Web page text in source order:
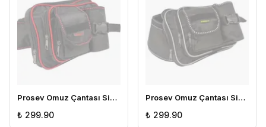
Prosev Omuz Çantası Siyah Kırmızı
₺ 299.90
Prosev Omuz Çantası Siyah
₺ 299.90